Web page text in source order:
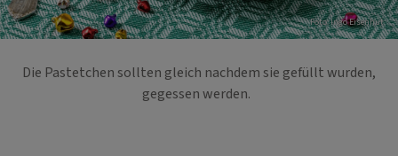
Foto: Ingo Eisenhut
Die Pastetchen sollten gleich nachdem sie gefüllt wurden,
gegessen werden.